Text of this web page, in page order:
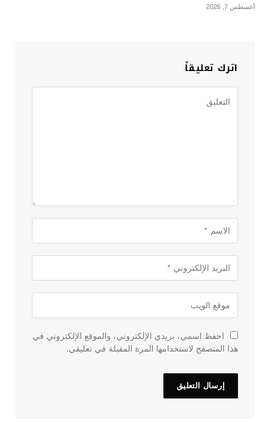
أغسطس 7, 2026
اترك تعليقاً
احفظ اسمي، بريدي الإلكتروني، والموقع الإلكتروني في
هذا المتصفح لاستخدامها المرة المقبلة في تعليقي.